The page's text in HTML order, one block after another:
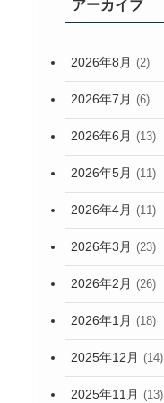
アーカイブ
2026年8月 (2)
2026年7月 (6)
2026年6月 (13)
2026年5月 (11)
2026年4月 (11)
2026年3月 (23)
2026年2月 (26)
2026年1月 (18)
2025年12月 (14)
2025年11月 (13)